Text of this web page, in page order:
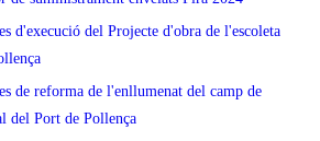
d'execució del Projecte d'obra de l'escoleta
de reforma de l'enllumenat del camp de
del Port de Pollença